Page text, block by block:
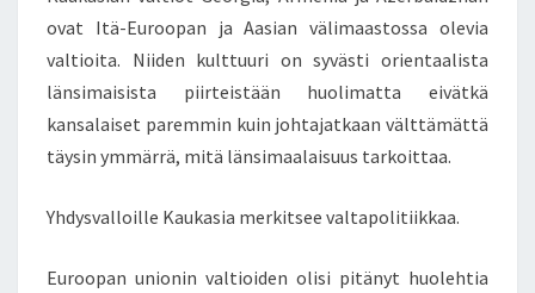
N
E
U
V
T
E
L
ovat Itä-Euroopan ja Aasian välimaastossa olevia
valtioita. Niiden kulttuuri on syvästi orientaalista
länsimaisista piirteistään huolimatta eivätkä
kansalaiset paremmin kuin johtajatkaan välttämättä
täysin ymmärrä, mitä länsimaalaisuus tarkoittaa.
Yhdysvalloille Kaukasia merkitsee valtapolitiikkaa.
Euroopan unionin valtioiden olisi pitänyt huolehtia